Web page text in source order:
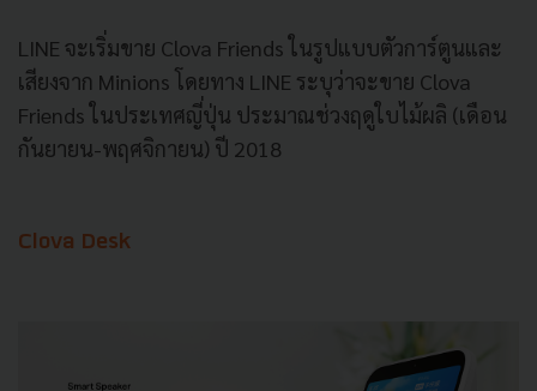
LINE จะเริ่มขาย Clova Friends ในรูปแบบตัวการ์ตูนและ
เสียงจาก Minions โดยทาง LINE ระบุว่าจะขาย Clova
Friends ในประเทศญี่ปุ่น ประมาณช่วงฤดูใบไม้ผลิ (เดือน
กันยายน-พฤศจิกายน) ปี 2018
Clova Desk